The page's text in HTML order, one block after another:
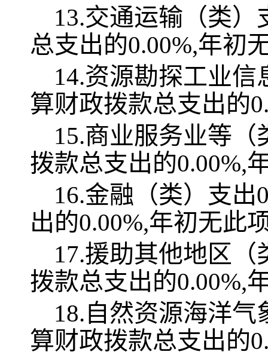
13.交通运输（类
总支出的0.00%,年初
14.资源勘探工业
算财政拨款总支出的
15.商业服务业等
拨款总支出的0.00%,
16.金融（类）支
出的0.00%,年初无此
17.援助其他地区
拨款总支出的0.00%,
18.自然资源海洋
算财政拨款总支出的